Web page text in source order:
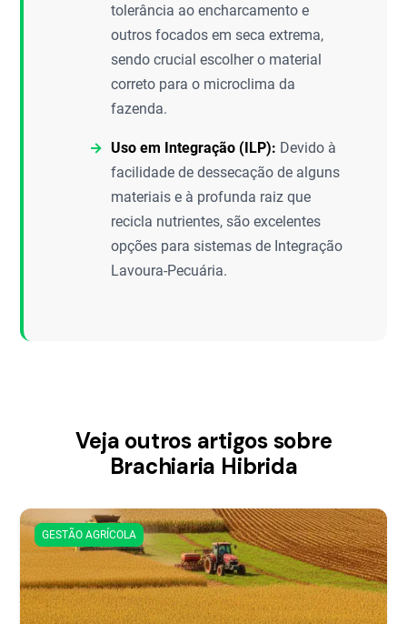
tolerância ao encharcamento e
outros focados em seca extrema,
sendo crucial escolher o material
correto para o microclima da
fazenda.
Uso em Integração (ILP): Devido à
facilidade de dessecação de alguns
materiais e à profunda raiz que
recicla nutrientes, são excelentes
opções para sistemas de Integração
Lavoura-Pecuária.
Veja outros artigos sobre
Brachiaria Hibrida
GESTÃO AGRÍCOLA